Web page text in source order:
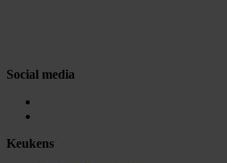
Social media
Keukens